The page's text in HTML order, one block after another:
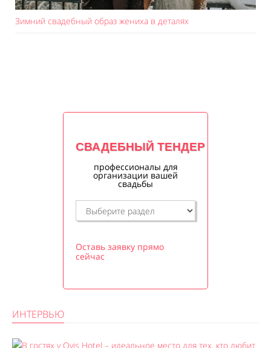
Зимний свадебный образ жениха в деталях
СВАДЕБНЫЙ ТЕНДЕР
профессионалы для
организации вашей
свадьбы
Оставь заявку прямо
сейчас
ИНТЕРВЬЮ